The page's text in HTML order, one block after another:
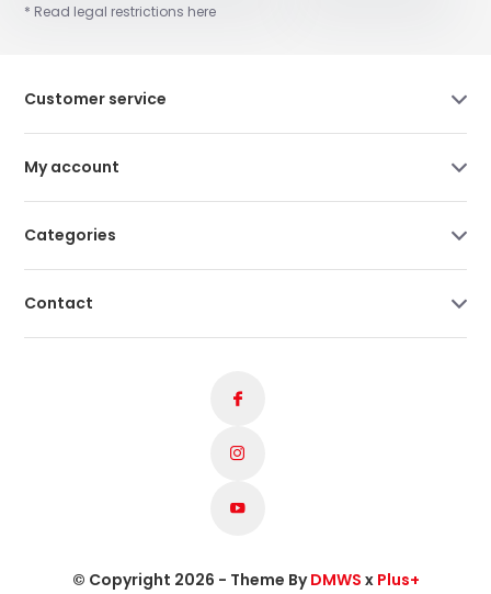
* Read legal restrictions here
Customer service
My account
Categories
Contact
© Copyright 2026 - Theme ByDMWS x Plus+